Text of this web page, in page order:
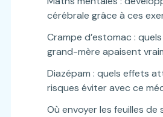
cérébrale grâce à ces
Crampe d’estomac :
grand-mère apaisent
Diazépam : quels effets
risques éviter avec ce
Où envoyer les feuilles de